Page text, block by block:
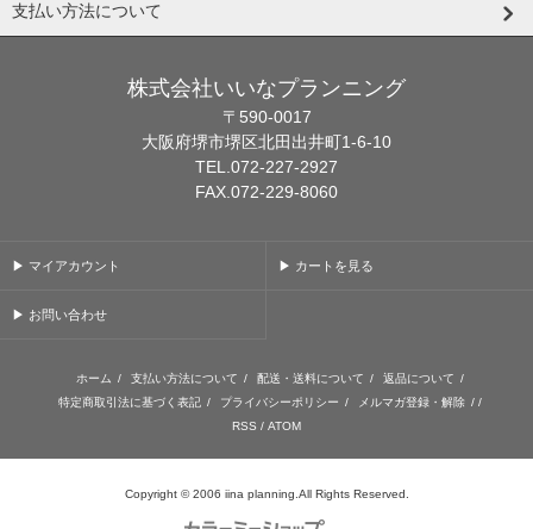
支払い方法について
株式会社いいなプランニング
〒590-0017
大阪府堺市堺区北田出井町1-6-10
TEL.072-227-2927
FAX.072-229-8060
▶ マイアカウント ▶ カートを見る
▶ お問い合わせ
ホーム / 支払い方法について / 配送・送料について / 返品について /
特定商取引法に基づく表記 / プライバシーポリシー / メルマガ登録・解除 / /
RSS / ATOM
Copyright © 2006 iina planning.All Rights Reserved.